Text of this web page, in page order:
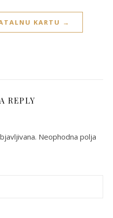
KARTU →
REPLY
Neophodna polja